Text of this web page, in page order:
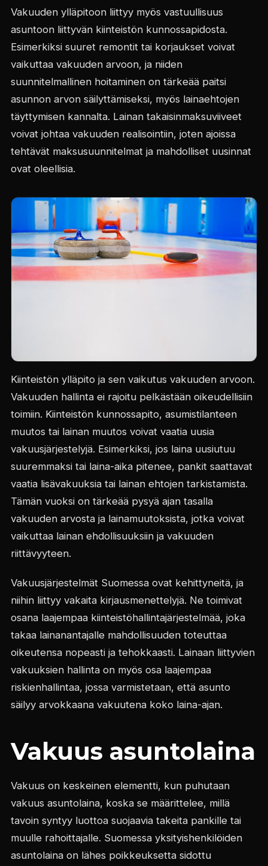
Vakuuden ylläpitoon liittyy myös vastuullisuus
asuntoon liittyvän kiinteistön kunnossapidosta.
Esimerkiksi suuret remontit tai korjaukset voivat
vaikuttaa vakuuden arvoon, ja niiden
suunnitelmallinen hoitaminen on tärkeää paitsi
asunnon arvon säilyttämiseksi, myös lainaehtojen
täyttymisen kannalta. Lainan takaisinmaksuviiveet
voivat johtaa vakuuden realisointiin, joten ajoissa
tehtävät maksusuunnitelmat ja mahdolliset uusinnat
ovat oleellisia.
Kiinteistön ylläpito ja sen vaikutus vakuuden arvoon.
Vakuuden hallinta ei rajoitu pelkästään oikeudellisiin
toimiin. Kiinteistön kunnossapito, asumistilanteen
muutos tai lainan muutos voivat vaatia uusia
vakuusjärjestelyjä. Esimerkiksi, jos laina uusiutuu
suuremmaksi tai laina-aika pitenee, pankit saattavat
vaatia lisävakuuksia tai lainan ehtojen tarkistamista.
Tämän vuoksi on tärkeää pysyä ajan tasalla
vakuuden arvosta ja lainamuutoksista, jotka voivat
vaikuttaa lainan ehdollisuuksiin ja vakuuden
riittävyyteen.
Vakuusjärjestelmät Suomessa ovat kehittyneitä, ja
niihin liittyy vakaita kirjausmenettelyjä. Ne toimivat
osana laajempaa kiinteistöhallintajärjestelmää, joka
takaa lainanantajalle mahdollisuuden toteuttaa
oikeutensa nopeasti ja tehokkaasti. Lainaan liittyvien
vakuuksien hallinta on myös osa laajempaa
riskienhallintaa, jossa varmistetaan, että asunto
säilyy arvokkaana vakuutena koko laina-ajan.
Vakuus asuntolaina
Vakuus on keskeinen elementti, kun puhutaan
vakuus asuntolaina, koska se määrittelee, millä
tavoin syntyy luottoa suojaavia takeita pankille tai
muulle rahoittajalle. Suomessa yksityishenkilöiden
asuntolaina on lähes poikkeuksetta sidottu